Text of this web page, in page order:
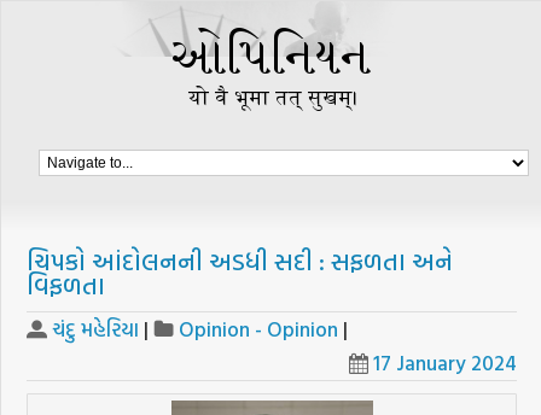
ચિપકો આંદોલનની અડધી સદી : સફળતા અને
વિફળતા
ચંદુ મહેરિયા | Opinion - Opinion |
17 January 2024